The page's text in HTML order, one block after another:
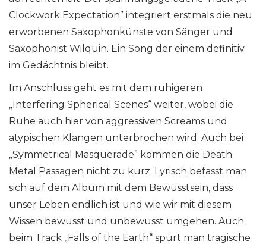
Clockwork Expectation” integriert erstmals die neu
erworbenen Saxophonkünste von Sänger und
Saxophonist Wilquin. Ein Song der einem definitiv
im Gedächtnis bleibt.
Im Anschluss geht es mit dem ruhigeren
„Interfering Spherical Scenes“ weiter, wobei die
Ruhe auch hier von aggressiven Screams und
atypischen Klängen unterbrochen wird. Auch bei
„Symmetrical Masquerade” kommen die Death
Metal Passagen nicht zu kurz. Lyrisch befasst man
sich auf dem Album mit dem Bewusstsein, dass
unser Leben endlich ist und wie wir mit diesem
Wissen bewusst und unbewusst umgehen. Auch
beim Track „Falls of the Earth“ spürt man tragische